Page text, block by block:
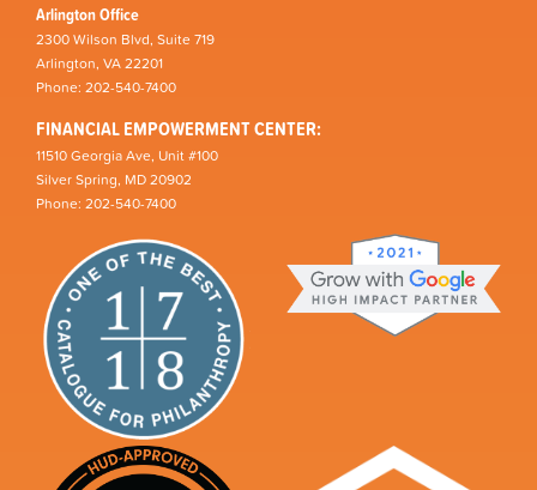
Arlington Office
2300 Wilson Blvd, Suite 719
Arlington, VA 22201
Phone: 202-540-7400
FINANCIAL EMPOWERMENT CENTER:
11510 Georgia Ave, Unit #100
Silver Spring, MD 20902
Phone: 202-540-7400